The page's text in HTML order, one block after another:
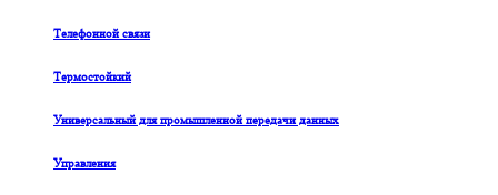
Телефонной связи
Термостойкий
Универсальный для промышленной передачи данных
Управления